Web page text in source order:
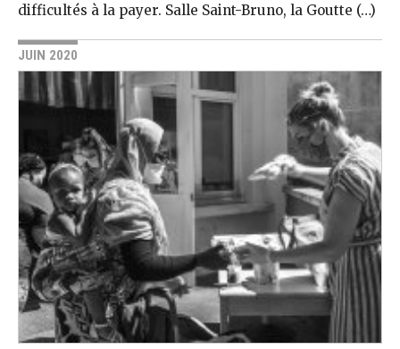
difficultés à la payer. Salle Saint-Bruno, la Goutte (…)
JUIN 2020